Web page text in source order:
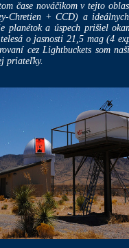
čase nováčikom v tejto
Chretien + CCD) a
planétok a úspech prišiel
o jasnosti 21,5 mag (4
cez Lightbuckets som
priateľky.